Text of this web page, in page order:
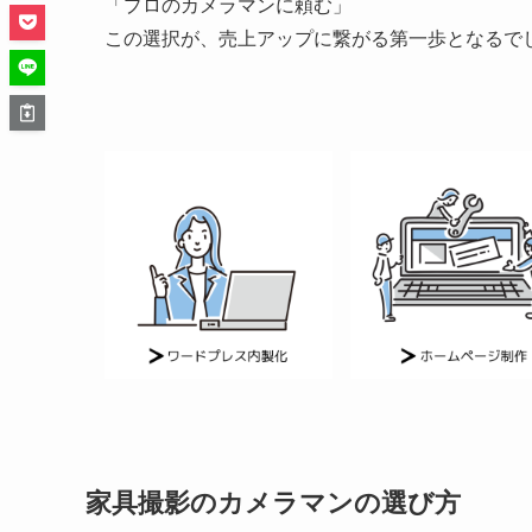
「プロのカメラマンに頼む」
この選択が、売上アップに繋がる第一歩となるで
家具撮影のカメラマンの選び方